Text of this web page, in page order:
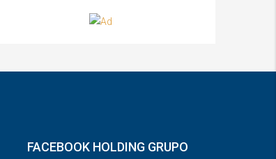
FACEBOOK HOLDING GRUPO